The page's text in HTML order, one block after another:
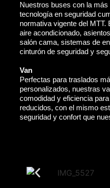
Nuestros buses con la más
tecnología en seguridad
normativa vigente del MTT.
aire acondicionado,
salón cama, sistemas de
cinturón de seguridad y
Van
Perfectas para traslados
personalizados, nuestras
comodidad y eficiencia
reducidos, con el mismo
seguridad y confort que